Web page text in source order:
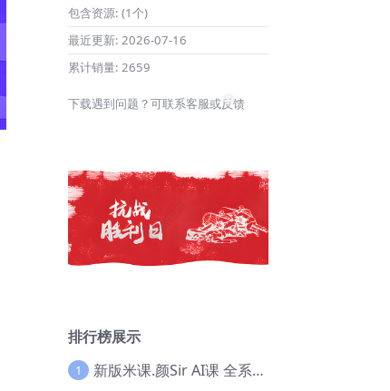
包含资源: (1个)
最近更新: 2026-07-16
累计销量: 2659
下载遇到问题？可联系客服或反馈
排行榜展示
1 新版米课.颜Sir AI课 全系列实战教程，价值9800，跨境首选！【Ag-0052】